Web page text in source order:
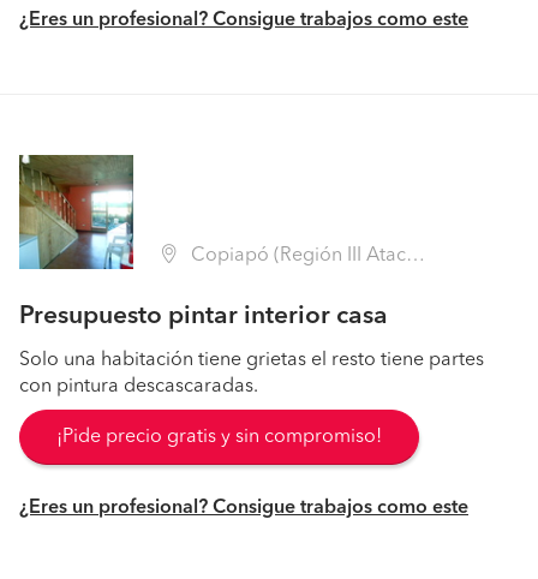
¿Eres un profesional? Consigue trabajos como este
Copiapó (Región III Atacama - Copiapó)
Presupuesto pintar interior casa
Solo una habitación tiene grietas el resto tiene partes
con pintura descascaradas.
¡Pide precio gratis y sin compromiso!
¿Eres un profesional? Consigue trabajos como este